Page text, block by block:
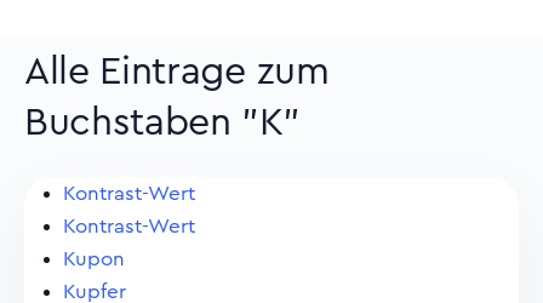
Alle Eintrage zum
Buchstaben "K"
Kontrast-Wert
Kontrast-Wert
Kupon
Kupfer